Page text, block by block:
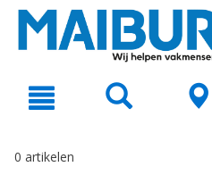
text.skipToNavigation
0 artikelen